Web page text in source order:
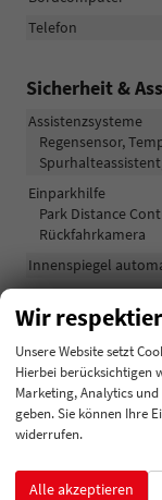
Telefon
Sicherheit &
Assistenzsysteme
Regensensor,
Einparkhilfe
Park Distance
Rückfahrkamera
Innenspiegel
Lichttechnik
Pannenhilfe
Start/Stop-
Zentralverriegelung
Außen
Wir
Unsere Website setzt
Hierbei berücksichtigen
Marketing, Analytics
geben. Sie können Ihre
widerrufen.
Alle akzeptieren